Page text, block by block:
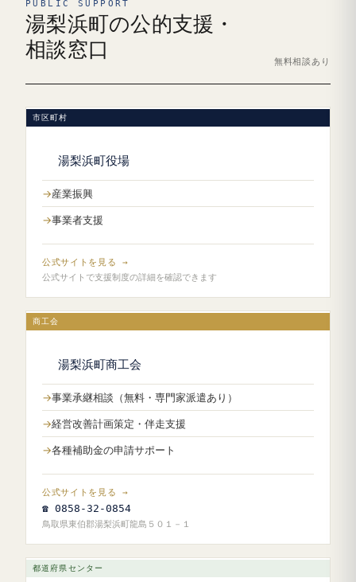
PUBLIC SUPPORT
湯梨浜町の公的支援・
相談窓口
無料相談あり
市区町村
湯梨浜町役場
産業振興
事業者支援
公式サイトを見る →
公式サイトで支援制度の詳細を確認できます
商工会
湯梨浜町商工会
事業承継相談（無料・専門家派遣あり）
経営改善計画策定・伴走支援
各種補助金の申請サポート
公式サイトを見る →
☎ 0858-32-0854
鳥取県東伯郡湯梨浜町龍島５０１－１
都道府県センター